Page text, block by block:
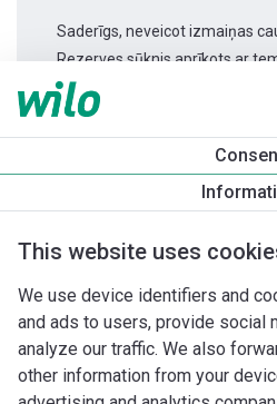
This website uses
We use device identifiers and
and ads to users, provide social
analyze our traffic. We also
other information from your
Saderīgs, neveicot izmaiņas
Rezerves sūknis aprīkots ar
Produkta informācija